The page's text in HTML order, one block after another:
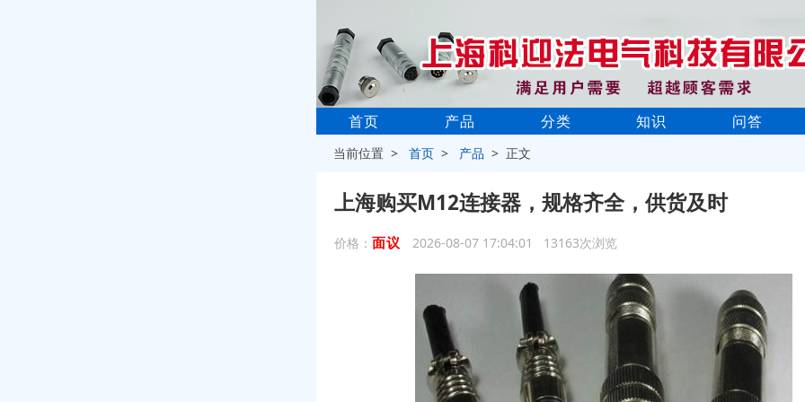
首页 产品 分类 知识 问答
当前位置 >首页 > 产品 > 正文
上海购买M12连接器，规格齐全，供货及时
价格： 面议 2026-08-07 17:04:01 13163次浏览